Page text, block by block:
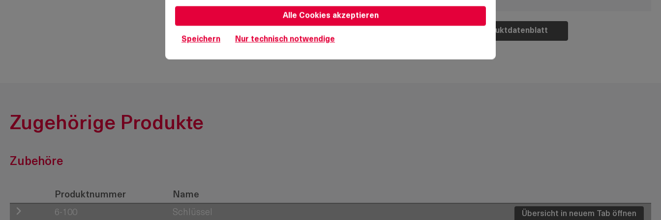
Produktdatenblatt
Zugehörige Produkte
Zubehöre
Produktnummer
Name
6-100
Schlüssel Übersicht in neuem Tab öffnen
Alle Cookies akzeptieren
Speichern Nur technisch notwendige